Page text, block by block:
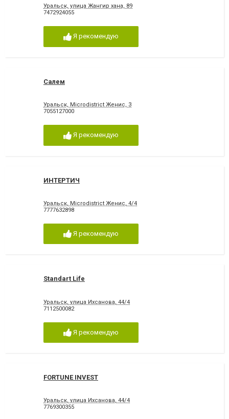
Уральск, улица Жангир хана, 89
7472924055
Я рекомендую
Салем
Уральск, Microdistrict Женис, 3
7055127000
Я рекомендую
ИНТЕРТИЧ
Уральск, Microdistrict Женис, 4/4
7777632898
Я рекомендую
Standart Life
Уральск, улица Ихсанова, 44/4
7112500082
Я рекомендую
FORTUNE INVEST
Уральск, улица Ихсанова, 44/4
7769300355